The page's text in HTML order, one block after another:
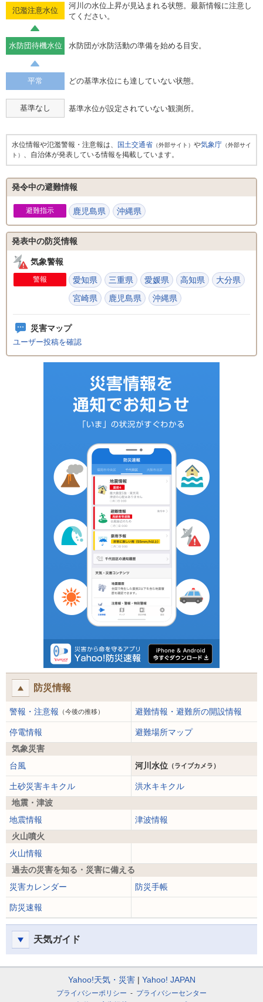
氾濫注意水位
河川の水位上昇が見込まれる状態。最新情報に注意し
てください。
水防団待機水位 水防団が水防活動の準備を始める目安。
平常 どの基準水位にも達していない状態。
基準なし 基準水位が設定されていない観測所。
水位情報や氾濫警報・注意報は、 国土交通省 （外部サイト） や気象庁 （外部サイ
ト） 、自治体が発表している情報を掲載しています。
発令中の避難情報
避難指示 鹿児島県 沖縄県
発表中の防災情報
気象警報
警報 愛知県 三重県 愛媛県 高知県
大分県
宮崎県
鹿児島県 沖縄県
災害マップ
ユーザー投稿を確認
防災情報
警報・注意報 （今後の推移） 避難情報・避難所の開設情報
停電情報
避難場所マップ
気象災害
台風
河川水位 （ライブカメラ）
土砂災害キキクル
洪水キキクル
地震・津波
地震情報
津波情報
火山噴火
火山情報
過去の災害を知る・災害に備える
災害カレンダー
防災手帳
防災速報
天気ガイド
Yahoo!天気・災害 Yahoo! JAPAN
プライバシーポリシー
プライバシーセンター